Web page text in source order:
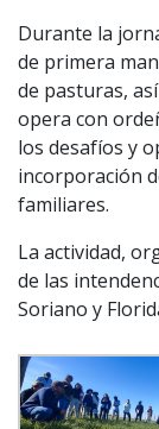
Durante la
de primera
de pasturas,
opera con
los desafíos y
incorporación
familiares.
La actividad,
de las
Soriano y